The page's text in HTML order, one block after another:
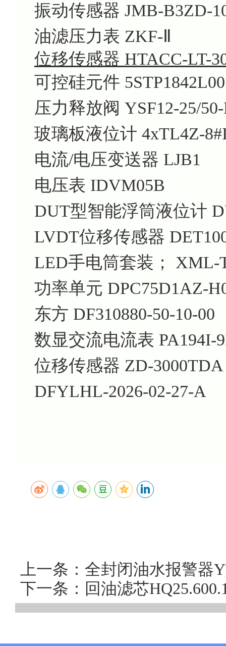
振动传感器 JMB-B3ZD-
油滤压力表 ZKF-Ⅱ
位移传感器 HTACC-LT-
可控硅元件
压力释放阀 YSF12-25/
玻璃板液位计 4xTL4Z-
电流/电压变送器 LJB1
电压表 IDVM05B
DUT型智能浮筒液位计
LVDT位移传感器
LED手电筒套装； XML-
功率单元 DPC75D1AZ-
东方 DF310880-50-10-00
数显交流电流表 PA194I-
位移传感器 ZD-3000TDA
DFYLHL-2026-02-27-A
上一条：全封闭油水报警
下一条：回油滤芯